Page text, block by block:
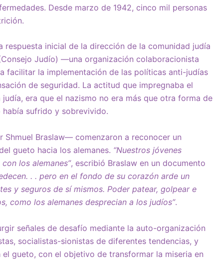
Desde marzo de 1942, cinco mil personas
respuesta inicial de la dirección de la comunidad judía
Judío) —una organización colaboracionista
facilitar la implementación de las políticas anti-judías
de seguridad. La actitud que impregnaba el
era que el nazismo no era más que otra forma de
había sufrido y sobrevivido.
Braslaw— comenzaron a reconocer un
gueto hacia los alemanes. “Nuestros jóvenes
los alemanes”, escribió Braslaw en un documento
. . pero en el fondo de su corazón arde un
y seguros de sí mismos. Poder patear, golpear e
como los alemanes desprecian a los judíos”.
señales de desafío mediante la auto-organización
socialistas-sionistas de diferentes tendencias, y
gueto, con el objetivo de transformar la miseria en